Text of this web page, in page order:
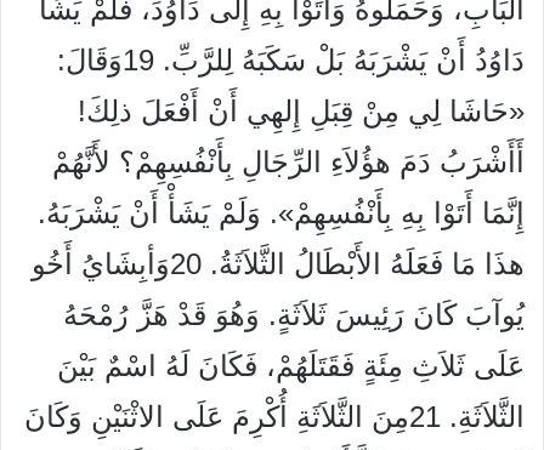
الْبَابِ، وَحَمَلُوهُ وَأَتَوْا بِهِ إِلَى دَاوُدَ، فَلَمْ يَشَأْ
دَاوُدُ أَنْ يَشْرَبَهُ بَلْ سَكَبَهُ لِلرَّبِّ. 19وَقَالَ:
«حَاشَا لِي مِنْ قِبَلِ إِلهِي أَنْ أَفْعَلَ ذلِكَ!
أَأَشْرَبُ دَمَ هؤُلاَءِ الرِّجَالِ بِأَنْفُسِهِمْ؟ لأَنَّهُمْ
إِنَّمَا أَتَوْا بِهِ بِأَنْفُسِهِمْ». وَلَمْ يَشَأْ أَنْ يَشْرَبَهُ.
هذَا مَا فَعَلَهُ الأَبْطَالُ الثَّلاَثَةُ. 20وَأبِشَايُ أَخُو
يُوآبَ كَانَ رَئِيسَ ثَلاَثَةٍ. وَهُوَ قَدْ هَزَّ رُمْحَهُ
عَلَى ثَلاَثِ مِئَةٍ فَقَتَلَهُمْ، فَكَانَ لَهُ اسْمٌ بَيْنَ
الثَّلاَثَةِ. 21مِنَ الثَّلاَثَةِ أُكْرِمَ عَلَى الاثْنَيْنِ وَكَانَ